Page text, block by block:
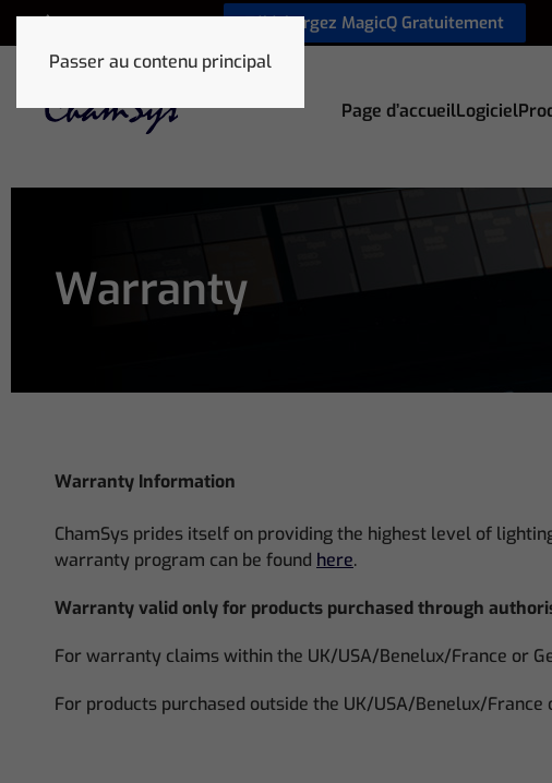
Passer au contenu principal
+33 1 78 85 33 59 Téléchargez MagicQ Gratuitement
Page d’accueilLogiciel
Warranty
Warranty Information
ChamSys prides itself on providing the highest level of
warranty program can be found here.
Warranty valid only for products purchased through
For warranty claims within the UK/USA/Benelux/France or
For products purchased outside the UK/USA/Benelux/France